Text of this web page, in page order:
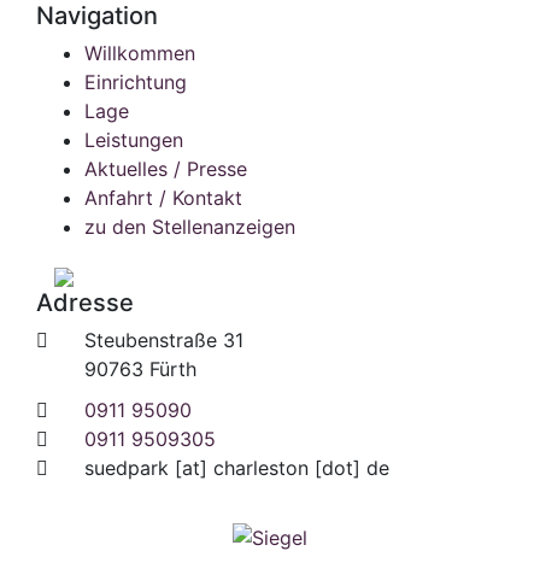
Navigation
Willkommen
Einrichtung
Lage
Leistungen
Aktuelles / Presse
Anfahrt / Kontakt
zu den Stellenanzeigen
Adresse
Steubenstraße 31
90763 Fürth
0911 95090
0911 9509305
suedpark [at] charleston [dot] de